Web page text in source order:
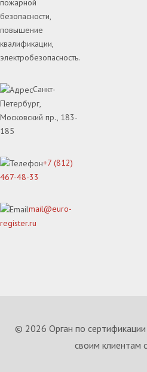
пожарной
безопасности,
повышение
квалификации,
электробезопасность.
Санкт-
Петербург,
Московский пр., 183-
185
+7 (812)
467-48-33
mail@euro-
register.ru
© 2026 Орган по сертификации
своим клиентам